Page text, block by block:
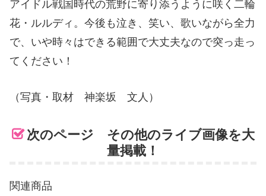
アイドル戦国時代の荒野に寄り添うように咲く二輪
花・ルルディ。今後も泣き、笑い、歌いながら全力
で、いや時々はできる範囲で大丈夫なので突っ走っ
てください！
（写真・取材 神楽坂 文人）
次のページ その他のライブ画像を大
量掲載！
関連商品